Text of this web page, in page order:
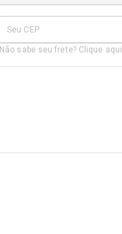
Não sabe seu frete? Clique aqui